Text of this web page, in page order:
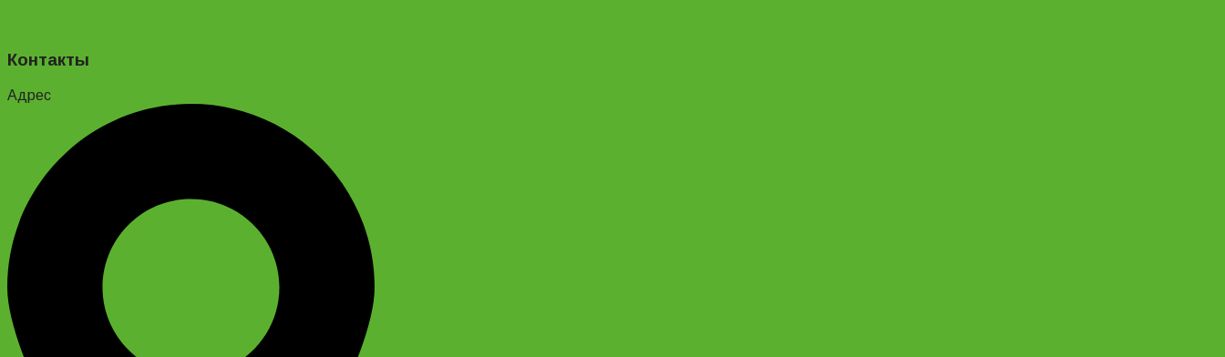
Контакты
Адрес